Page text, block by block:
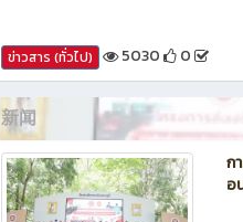
ข่าวสาร (ทั่วไป) 5030 0
新闻
ก
อ